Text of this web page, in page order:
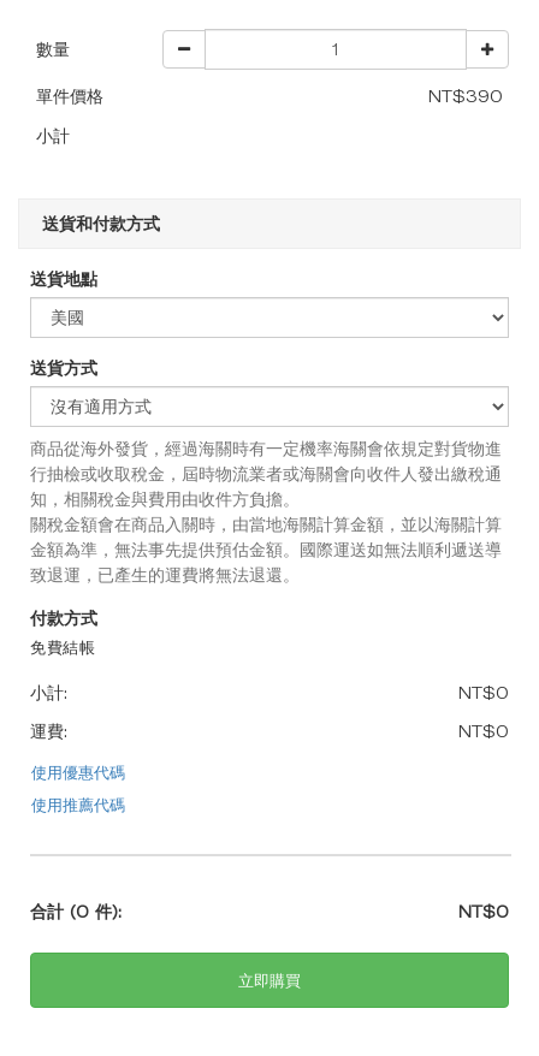
數量
單件價格
NT$390
小計
送貨和付款方式
送貨地點
送貨方式
商品從海外發貨，經過海關時有一定機率海關會依規定對貨物進
行抽檢或收取稅金，屆時物流業者或海關會向收件人發出繳稅通
知，相關稅金與費用由收件方負擔。
關稅金額會在商品入關時，由當地海關計算金額，並以海關計算
金額為準，無法事先提供預估金額。國際運送如無法順利遞送導
致退運，已產生的運費將無法退還。
付款方式
免費結帳
小計:
NT$0
運費:
NT$0
使用優惠代碼
使用推薦代碼
合計 (0 件): NT$0
立即購買